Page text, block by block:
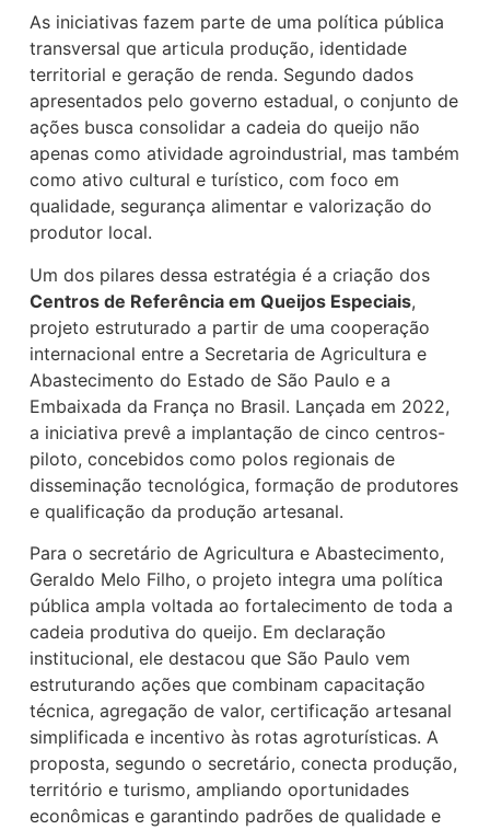
As iniciativas fazem parte de uma política pública
transversal que articula produção, identidade
territorial e geração de renda. Segundo dados
apresentados pelo governo estadual, o conjunto de
ações busca consolidar a cadeia do queijo não
apenas como atividade agroindustrial, mas também
como ativo cultural e turístico, com foco em
qualidade, segurança alimentar e valorização do
produtor local.
Um dos pilares dessa estratégia é a criação dos
Centros de Referência em Queijos Especiais,
projeto estruturado a partir de uma cooperação
internacional entre a Secretaria de Agricultura e
Abastecimento do Estado de São Paulo e a
Embaixada da França no Brasil. Lançada em 2022,
a iniciativa prevê a implantação de cinco centros-
piloto, concebidos como polos regionais de
disseminação tecnológica, formação de produtores
e qualificação da produção artesanal.
Para o secretário de Agricultura e Abastecimento,
Geraldo Melo Filho, o projeto integra uma política
pública ampla voltada ao fortalecimento de toda a
cadeia produtiva do queijo. Em declaração
institucional, ele destacou que São Paulo vem
estruturando ações que combinam capacitação
técnica, agregação de valor, certificação artesanal
simplificada e incentivo às rotas agroturísticas. A
proposta, segundo o secretário, conecta produção,
território e turismo, ampliando oportunidades
econômicas e garantindo padrões de qualidade e